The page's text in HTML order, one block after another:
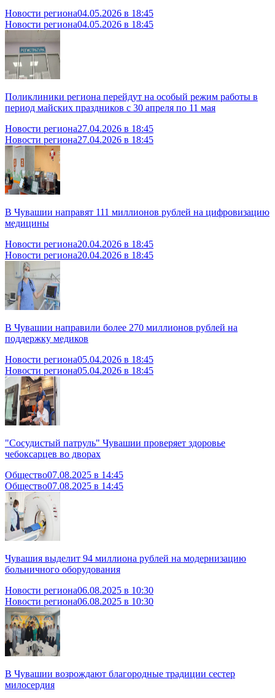
Новости региона04.05.2026 в 18:45
Новости региона04.05.2026 в 18:45
Поликлиники региона перейдут на особый режим работы в
период майских праздников с 30 апреля по 11 мая
Новости региона27.04.2026 в 18:45
Новости региона27.04.2026 в 18:45
В Чувашии направят 111 миллионов рублей на цифровизацию
медицины
Новости региона20.04.2026 в 18:45
Новости региона20.04.2026 в 18:45
В Чувашии направили более 270 миллионов рублей на
поддержку медиков
Новости региона05.04.2026 в 18:45
Новости региона05.04.2026 в 18:45
"Сосудистый патруль" Чувашии проверяет здоровье
чебоксарцев во дворах
Общество07.08.2025 в 14:45
Общество07.08.2025 в 14:45
Чувашия выделит 94 миллиона рублей на модернизацию
больничного оборудования
Новости региона06.08.2025 в 10:30
Новости региона06.08.2025 в 10:30
В Чувашии возрождают благородные традиции сестер
милосердия